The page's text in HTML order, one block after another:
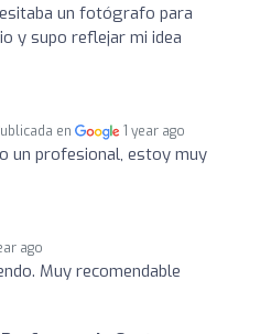
un fotógrafo para
y supo reflejar mi idea
en 1 year ago
un profesional, estoy muy
ago
Muy recomendable